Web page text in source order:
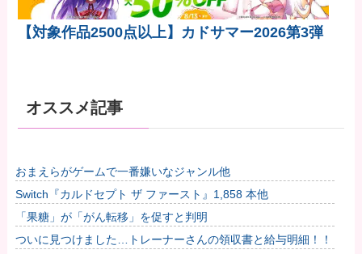
【対象作品2500点以上】カドサマー2026第3弾
オススメ記事
おまえらがゲームで一番嫌いなジャンル他
Switch『カルドセプト ザ ファースト』1,858 本他
「果糖」が「がん転移」を促すと判明
ついに見つけました…トレーナーさんの領収書と給与明細！！